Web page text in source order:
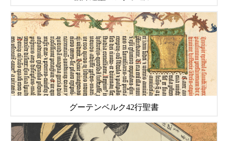
グーテンベルク42行聖書